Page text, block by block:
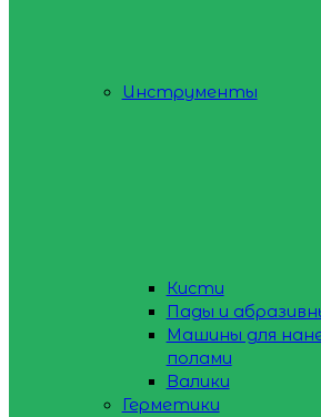
Инструменты
Кисти
Пады и
Машины для
полами
Валики
Герметики